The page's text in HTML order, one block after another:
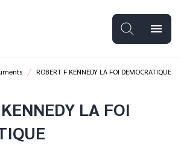
menu
/ ROBERT F KENNEDY LA FOI DEMOCRATIQUE
LA FOI